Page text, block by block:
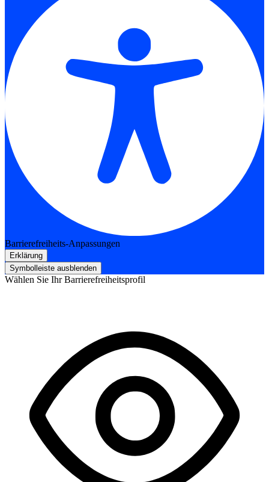
Barrierefreiheits-Anpassungen
Erklärung
Symbolleiste ausblenden
Wählen Sie Ihr Barrierefreiheitsprofil